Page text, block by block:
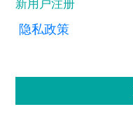
新用户注册
隐私政策